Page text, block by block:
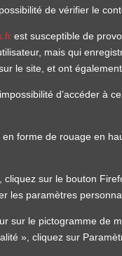
de vérifier le
est susceptible de
mais qui
le site, et ont
d’accéder
forme de rouage en
sur le bouton
les paramètres
sur le pictogramme de
», cliquez sur